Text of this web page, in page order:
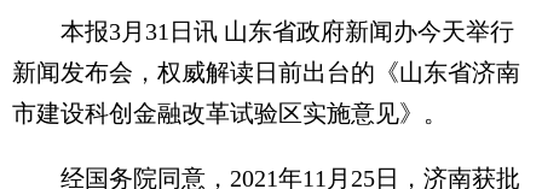
本报3月31日讯 山东省政府新闻办今天举行
新闻发布会，权威解读日前出台的《山东省济南
市建设科创金融改革试验区实施意见》。
经国务院同意，2021年11月25日，济南获批